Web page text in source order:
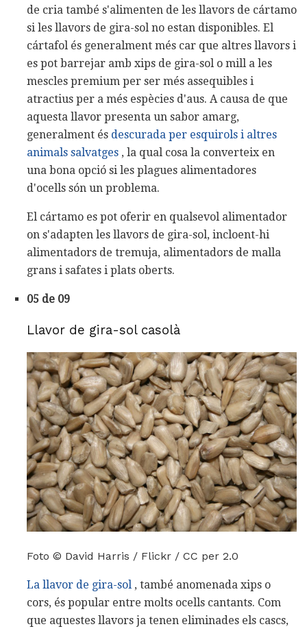
de cria també s'alimenten de les llavors de cártamo
si les llavors de gira-sol no estan disponibles. El
cártafol és generalment més car que altres llavors i
es pot barrejar amb xips de gira-sol o mill a les
mescles premium per ser més assequibles i
atractius per a més espècies d'aus. A causa de que
aquesta llavor presenta un sabor amarg,
generalment és descurada per esquirols i altres
animals salvatges , la qual cosa la converteix en
una bona opció si les plagues alimentadores
d'ocells són un problema.
El cártamo es pot oferir en qualsevol alimentador
on s'adapten les llavors de gira-sol, incloent-hi
alimentadors de tremuja, alimentadors de malla
grans i safates i plats oberts.
05 de 09
Llavor de gira-sol casolà
Foto © David Harris / Flickr / CC per 2.0
La llavor de gira-sol , també anomenada xips o
cors, és popular entre molts ocells cantants. Com
que aquestes llavors ja tenen eliminades els cascs,